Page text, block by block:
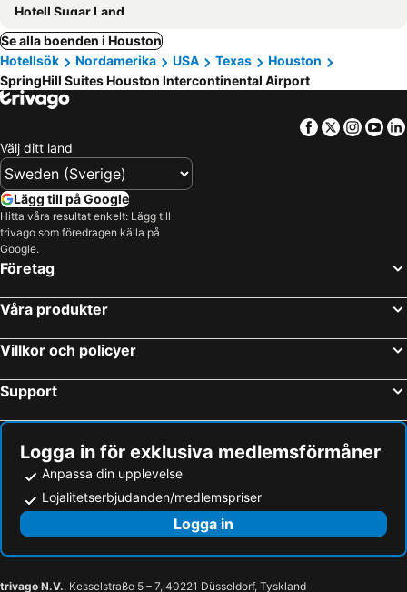
Hotell Sugar Land
Se alla boenden i Houston
Hotellsök
Nordamerika USA Texas
Houston
SpringHill Suites Houston Intercontinental Airport
Facebook
Twitter
Välj ditt land
Lägg till på Google
Hitta våra resultat enkelt: Lägg till
trivago som föredragen källa på
Google.
Företag
Våra produkter
Villkor och policyer
Support
Logga in för exklusiva medlemsförmåner
Anpassa din upplevelse
Lojalitetserbjudanden/medlemspriser
Logga in
trivago N.V., Kesselstraße 5 – 7, 40221 Düsseldorf, Tyskland